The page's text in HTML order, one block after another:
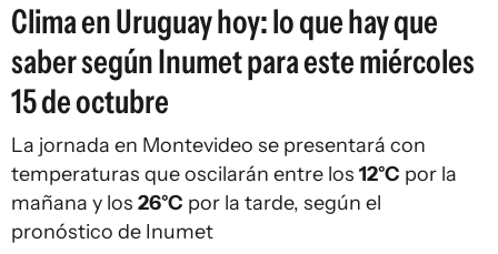
Clima en Uruguay hoy: lo que hay que
saber según Inumet para este miércoles
15 de octubre
La jornada en Montevideo se presentará con
temperaturas que oscilarán entre los 12°C por la
mañana y los 26°C por la tarde, según el
pronóstico de Inumet